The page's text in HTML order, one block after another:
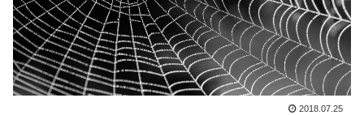
2018.07.25